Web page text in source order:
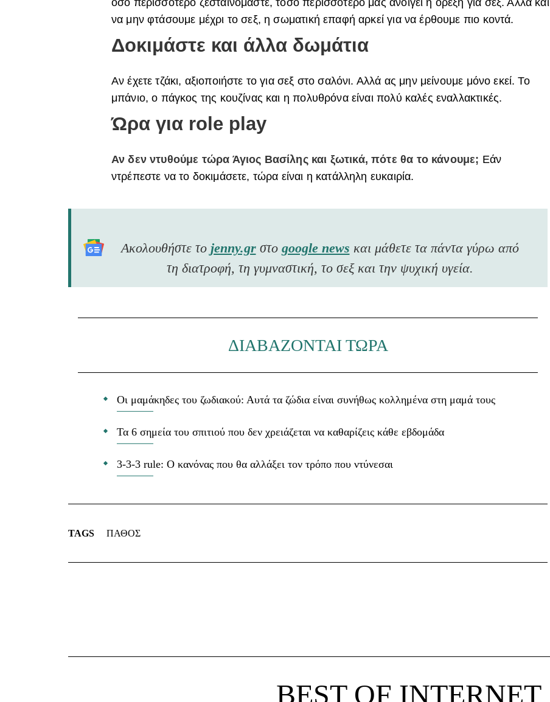
όσο περισσότερο ζεσταινόμαστε, τόσο περισσότερο μας ανοίγει η όρεξη για σεξ. Αλλά και
να μην φτάσουμε μέχρι το σεξ, η σωματική επαφή αρκεί για να έρθουμε πιο κοντά.
Δοκιμάστε και άλλα δωμάτια
Αν έχετε τζάκι, αξιοποιήστε το για σεξ στο σαλόνι. Αλλά ας μην μείνουμε μόνο εκεί. Το
μπάνιο, ο πάγκος της κουζίνας και η πολυθρόνα είναι πολύ καλές εναλλακτικές.
Ώρα για role play
Αν δεν ντυθούμε τώρα Άγιος Βασίλης και ξωτικά, πότε θα το κάνουμε; Εάν
ντρέπεστε να το δοκιμάσετε, τώρα είναι η κατάλληλη ευκαιρία.
Ακολουθήστε το jenny.grστο google news και μάθετε τα πάντα γύρω από
τη διατροφή, τη γυμναστική, το σεξ και την ψυχική υγεία.
ΔΙΑΒΑΖΟΝΤΑΙ ΤΩΡΑ
Οι μαμάκηδες του ζωδιακού: Αυτά τα ζώδια είναι συνήθως κολλημένα στη μαμά τους
Τα 6 σημεία του σπιτιού που δεν χρειάζεται να καθαρίζεις κάθε εβδομάδα
3-3-3 rule: Ο κανόνας που θα αλλάξει τον τρόπο που ντύνεσαι
TAGS ΠΑΘΟΣ
BEST OF INTERNET